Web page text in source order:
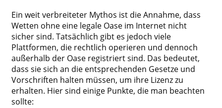
Ein weit verbreiteter Mythos ist die Annahme, dass
Wetten ohne eine legale Oase im Internet nicht
sicher sind. Tatsächlich gibt es jedoch viele
Plattformen, die rechtlich operieren und dennoch
außerhalb der Oase registriert sind. Das bedeutet,
dass sie sich an die entsprechenden Gesetze und
Vorschriften halten müssen, um ihre Lizenz zu
erhalten. Hier sind einige Punkte, die man beachten
sollte: